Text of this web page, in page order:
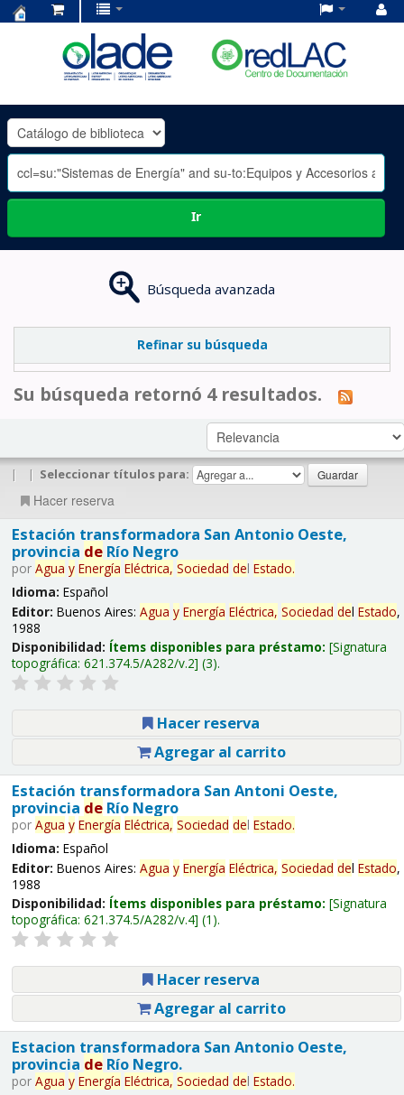
OLADE
-
Ir
Búsqueda avanzada
Refinar su búsqueda
Su búsqueda retornó 4 resultados.
| | Seleccionar títulos para:
Hacer reserva
Estación transformadora San Antonio Oeste,
provincia deRío Negro
por Agua y Energía Eléctrica, Sociedad del Estado.
Idioma: Español
Editor: Buenos Aires: Agua y Energía Eléctrica, Sociedad del Estado,
1988
Disponibilidad: Ítems disponibles para préstamo: Signatura
topográfica: 621.374.5/A282/v.2 (3).
Hacer reserva
Agregar al carrito
Estación transformadora San Antoni Oeste,
provincia deRío Negro
por Agua y Energía Eléctrica, Sociedad del Estado.
Idioma: Español
Editor: Buenos Aires: Agua y Energía Eléctrica, Sociedad del Estado,
1988
Disponibilidad: Ítems disponibles para préstamo: Signatura
topográfica: 621.374.5/A282/v.4 (1).
Hacer reserva
Agregar al carrito
Estacion transformadora San Antonio Oeste,
provincia deRío Negro.
por Agua y Energía Eléctrica, Sociedad del Estado.